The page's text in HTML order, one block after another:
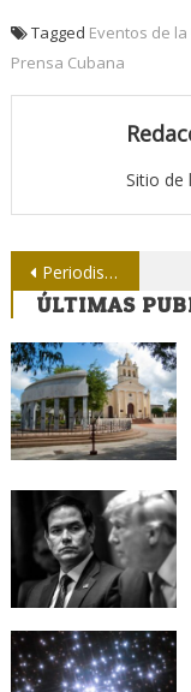
Tagged Eventos de la
Prensa Cubana
Sitio de
de
entradas
Periodista herido por bombardeo en Siria
ÚLTIMAS